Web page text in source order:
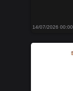
14/07/2026 00:00